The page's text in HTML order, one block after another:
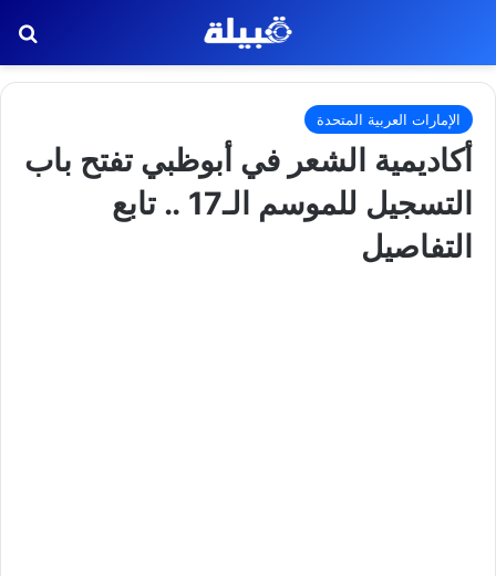
الإمارات العربية المتحدة
أكاديمية الشعر في أبوظبي تفتح باب
التسجيل للموسم الـ17 .. تابع
التفاصيل